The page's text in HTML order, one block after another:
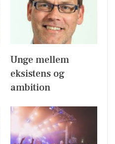
Unge mellem
eksistens og
ambition